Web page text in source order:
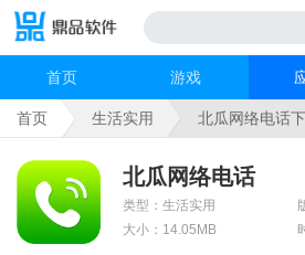
首页 游戏
首页 生活实用 北瓜网络电话
北瓜网络电话
类型：生活实用
大小：14.05MB